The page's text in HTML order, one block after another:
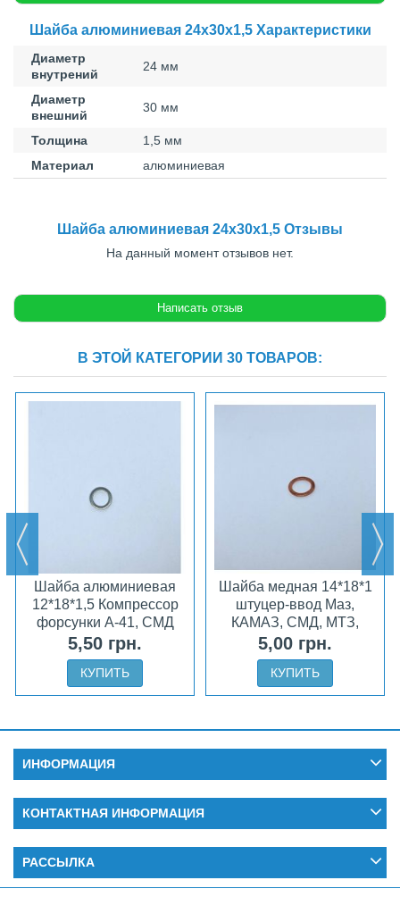
Шайба алюминиевая 24x30x1,5 Характеристики
Диаметр
внутрений
24 мм
Диаметр
внешний
30 мм
Толщина
1,5 мм
Материал
алюминиевая
Шайба алюминиевая 24x30x1,5 Отзывы
На данный момент отзывов нет.
В ЭТОЙ КАТЕГОРИИ 30 ТОВАРОВ:
Шайба алюминиевая
12*18*1,5 Компрессор
форсунки А-41, СМД
5,50 грн.
КУПИТЬ
Шайба медная 14*18*1
штуцер-ввод Маз,
КАМАЗ, СМД, МТЗ,
ЮМЗ
5,00 грн.
КУПИТЬ
ИНФОРМАЦИЯ
КОНТАКТНАЯ ИНФОРМАЦИЯ
РАССЫЛКА